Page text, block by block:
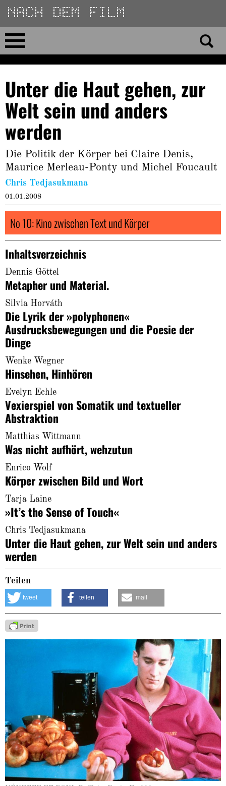
Direkt
zum
Inhalt
Home
No 23
No 01–22
Essays
Reviews
Archiv
About
Unter die Haut gehen, zur
Welt sein und anders
werden
Die Politik der Körper bei Claire Denis,
Maurice Merleau-Ponty und Michel Foucault
Chris Tedjasukmana
01.01.2008
No 10: Kino zwischen Text und Körper
Inhaltsverzeichnis
Dennis Göttel
Metapher und Material.
Silvia Horváth
Die Lyrik der »polyphonen«
Ausdrucksbewegungen und die Poesie der
Dinge
Wenke Wegner
Hinsehen, Hinhören
Evelyn Echle
Vexierspiel von Somatik und textueller
Abstraktion
Matthias Wittmann
Was nicht aufhört, wehzutun
Enrico Wolf
Körper zwischen Bild und Wort
Tarja Laine
»It’s the Sense of Touch«
Chris Tedjasukmana
Unter die Haut gehen, zur Welt sein und anders
werden
Teilen
tweet teilen mail